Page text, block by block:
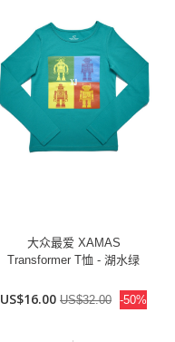
大众最爱 XAMAS
Transformer T恤 - 湖水绿
US$16.00 US$32.00 -50%